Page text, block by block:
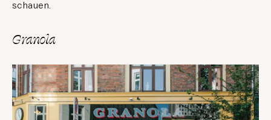
schauen.
Granola